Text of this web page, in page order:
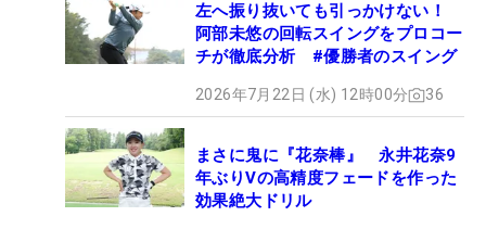
左へ振り抜いても引っかけない！
阿部未悠の回転スイングをプロコー
チが徹底分析 #優勝者のスイング
2026年7月22日 (水) 12時00分 36
まさに鬼に『花奈棒』 永井花奈9
年ぶりVの高精度フェードを作った
効果絶大ドリル